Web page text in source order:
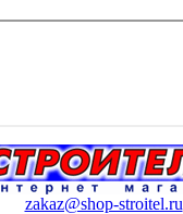
zakaz@shop-stroitel.ru